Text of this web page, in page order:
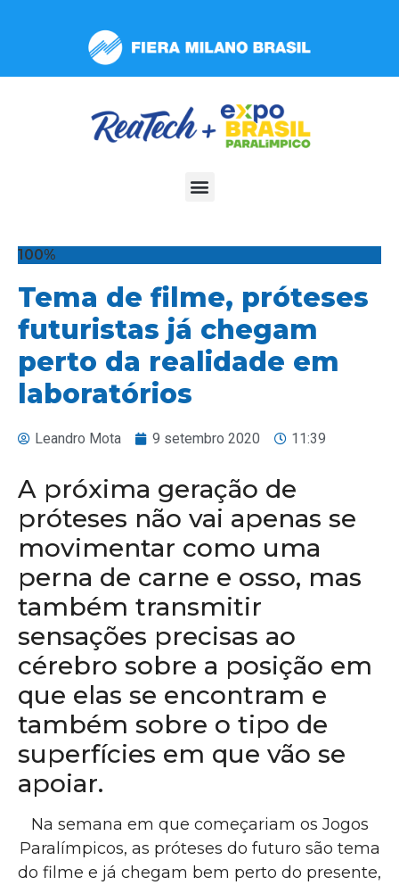
inclui
100%
Tema de filme, próteses
futuristas já chegam
perto da realidade em
laboratórios
Leandro Mota 9 setembro 2020 11:39
A próxima geração de
próteses não vai apenas se
movimentar como uma
perna de carne e osso, mas
também transmitir
sensações precisas ao
cérebro sobre a posição em
que elas se encontram e
também sobre o tipo de
superfícies em que vão se
apoiar.
Na semana em que começariam os Jogos
Paralímpicos, as próteses do futuro são tema
do filme e já chegam bem perto do presente,